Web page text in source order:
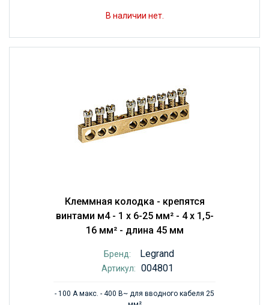
В наличии нет.
Клеммная колодка - крепятся
винтами м4 - 1 x 6-25 мм² - 4 x 1,5-
16 мм² - длина 45 мм
Бренд: Legrand
Артикул: 004801
- 100 А макс. - 400 В~ для вводного кабеля 25